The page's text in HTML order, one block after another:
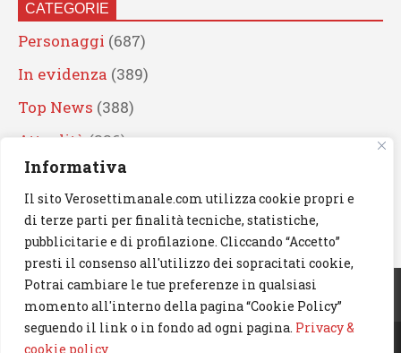
Informativa
Il sito Verosettimanale.com utilizza cookie propri e
di terze parti per finalità tecniche, statistiche,
pubblicitarie e di profilazione. Cliccando “Accetto”
presti il consenso all'utilizzo dei sopracitati cookie,
Potrai cambiare le tue preferenze in qualsiasi
momento all'interno della pagina “Cookie Policy”
seguendo il link o in fondo ad ogni pagina. Privacy &
cookie policy
CATEGORIE
Personaggi (687)
In evidenza (389)
Top News (388)
Attualità (336)
Eventi(330)
Artisti (241)
News(238)
Cerca